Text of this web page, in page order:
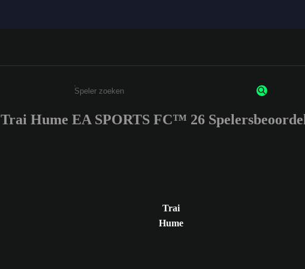
Enter a minimum of 3 characters or numbers
Trai Hume EA SPORTS FC™ 26
Trai
Hume